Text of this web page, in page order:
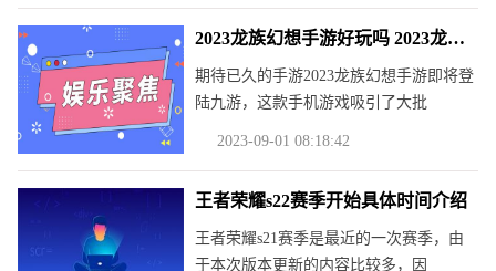
2023龙族幻想手游好玩吗 2023龙族幻想手游玩法简介
期待已久的手游2023龙族幻想手游即将登
陆九游，这款手机游戏吸引了大批
2023-09-01 08:18:42
王者荣耀s22赛季开始具体时间介绍
王者荣耀s21赛季是最近的一次赛季，由
于本次版本更新的内容比较多，因